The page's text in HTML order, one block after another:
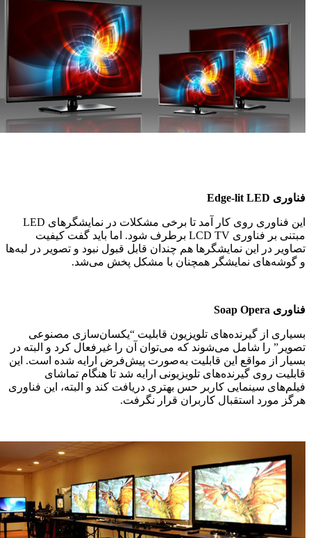
فناوری Edge-lit LED
این فناوری روی کار آمد تا برخی مشکلات در نمایشگرهای LED
مبتنی بر فناوری LCD TV برطرف شود. اما باید گفت کیفیت
تصاویر در این نمایشگرها هم چندان قابل قبول نبود و تصویر در لبه‌ها
و گوشه‌های نمایشگر همچنان با مشکل پخش می‌شد.
فناوری Soap Opera
بسیاری از گیرنده‌های تلویزیون قابلیت “یکسان‌سازی مصنوعی
تصویر” را شامل می‌شوند که می‌توان آن را غیرفعال کرد و البته در
بسیار از مواقع این قابلیت به‌صورت پیش‌فرض ارایه شده است. این
قابلیت روی گیرنده‌های تلویزیونی ارایه شد تا هنگام تماشای
فیلم‌های سینمایی کاربر حس بهتری دریافت کند و البته، این فناوری
هرگز مورد استقبال کاربران قرار نگرفت.